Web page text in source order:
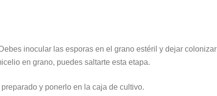
inocular las esporas en el grano estéril y dejar colonizar
en grano, puedes saltarte esta etapa.
y ponerlo en la caja de cultivo.